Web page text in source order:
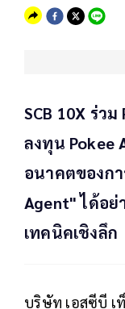
SCB 10X ร่ว
ลงทุน Pokee
อนาคตของก
Agent" ได้อย่
เทคนิคเชิงลึก
บริษัท เอสซีบี เ